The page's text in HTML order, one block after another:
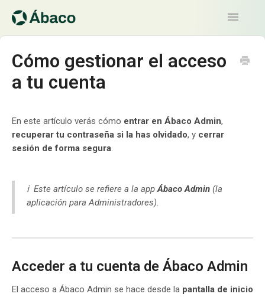
Toggle
Cómo gestionar el acceso
a tu cuenta
En este artículo verás cómo entrar en Ábaco Admin,
recuperar tu contraseña si la has olvidado, y cerrar
sesión de forma segura.
ℹ Este artículo se refiere a la appÁbaco Admin (la
aplicación para Administradores).
Acceder a tu cuenta de Ábaco Admin
El acceso a Ábaco Admin se hace desde la pantalla de inicio